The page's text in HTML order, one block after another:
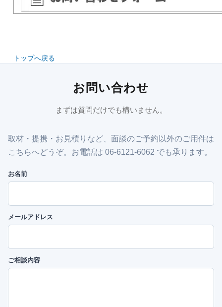
トップへ戻る
お問い合わせ
まずは質問だけでも構いません。
取材・提携・お見積りなど、面談のご予約以外のご用件は
こちらへどうぞ。お電話は 06-6121-6062 でも承ります。
お名前
メールアドレス
ご相談内容